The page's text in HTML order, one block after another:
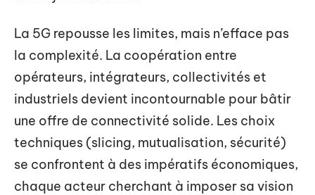
La 5G repousse les limites, mais n’efface pas
la complexité. La coopération entre
opérateurs, intégrateurs, collectivités et
industriels devient incontournable pour bâtir
une offre de connectivité solide. Les choix
techniques (slicing, mutualisation, sécurité)
se confrontent à des impératifs économiques,
chaque acteur cherchant à imposer sa vision